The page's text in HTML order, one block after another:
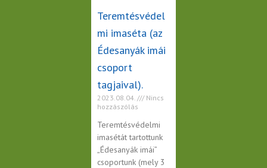
Teremtésvédel
mi imaséta (az
Édesanyák imái
csoport
tagjaival).
2023.08.04.
Nincs
hozzászólás
Teremtésvédelmi
imasétát tartottunk
„Édesanyák imái”
csoportunk (mely 3